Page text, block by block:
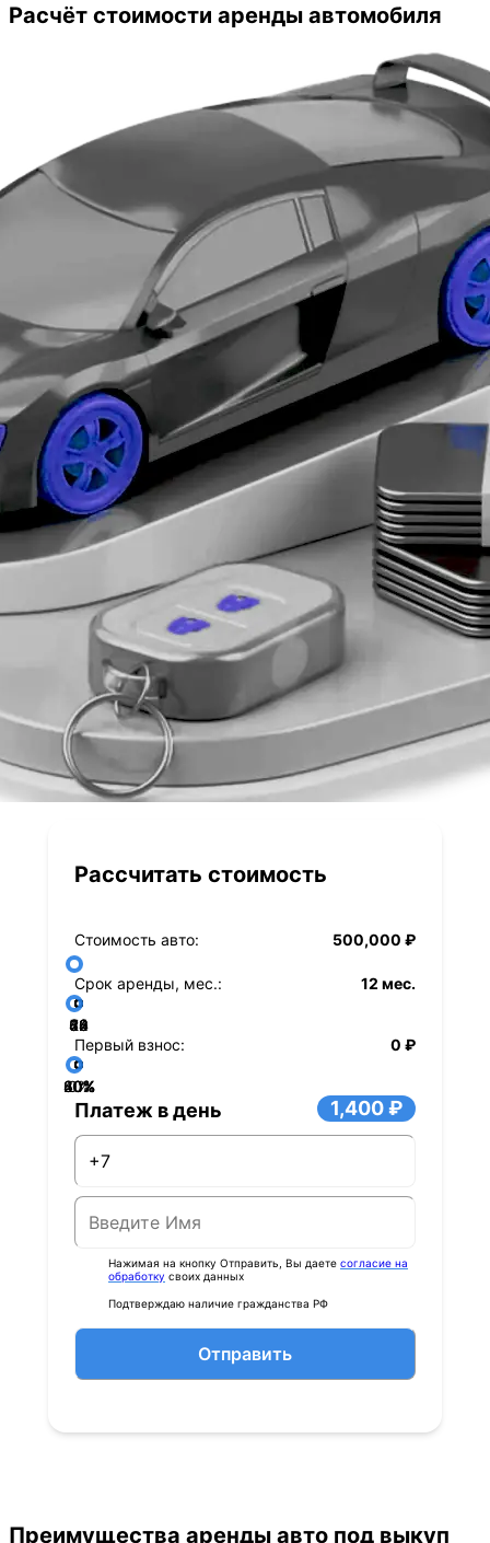
оказались очень даже выгодные.
Расчёт стоимости аренды автомобиля
Рассчитать стоимость
Стоимость авто: 500,000 ₽
Срок аренды, мес.: 12 мес.
12
24
36
48
60
72
84
Первый взнос:
0 ₽
0%
20%
40%
60%
80%
Платеж в день 1,400 ₽
Нажимая на кнопку Отправить, Вы даете согласие на
обработку своих данных
Подтверждаю наличие гражданства РФ
Отправить
Преимущества аренды авто под выкуп